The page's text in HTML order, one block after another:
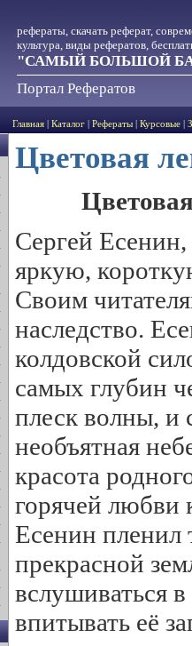
рефераты, скачать реферат,
культура, виды рефератов,
"САМЫЙ БОЛЬШОЙ
Портал Рефератов
Главная Каталог Рефераты Курсовые
Цветовая
Сергей
яркую,
Своим
наследство.
колдовской
самых глубин
плеск волны, и
необъятная
красота
горячей любви
Есенин пленил
прекрасной
вслушиваться
впитывать её